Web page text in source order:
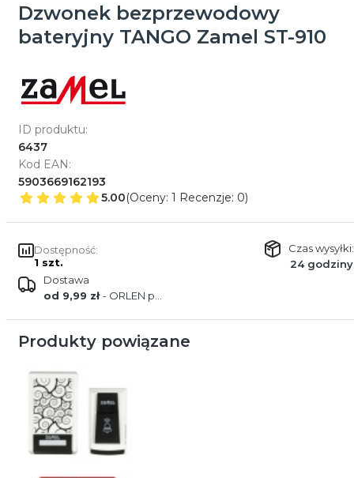
Dzwonek bezprzewodowy
bateryjny TANGO Zamel ST-910
ID produktu:
6437
Kod EAN:
5903669162193
5.00(Oceny: 1 Recenzje: 0)
Dostępność:
1 szt.
Czas wysyłki:
24 godziny
Dostawa
od 9,99 zł- ORLEN paczka
Produkty powiązane